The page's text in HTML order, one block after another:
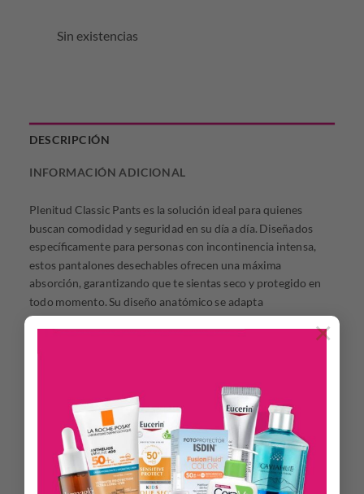
×
Sin existencias
DESCRIPCIÓN
INFORMACIÓN ADICIONAL
Plenitud Classic Pants es la solución ideal para quienes
buscan comodidad y seguridad en su día a día. Diseñados
específicamente para personas con incontinencia intensa,
estos pantalones desechables ofrecen una máxima
absorción, garantizando que te sientas seco y protegido en
todo momento. Su diseño anatómico se adapta
perfectamente al cuerpo, brindando una sensación de
estos pantalones son aptos para diferentes tipos de cuerpo,
asegurando un ajuste perfecto. Además, son a prueba de
agua, lo que proporciona una capa adicional de seguridad y
tranquilidad. Cada paquete contiene 8 unidades, lo que
facilita su uso diario y su almacenamiento.